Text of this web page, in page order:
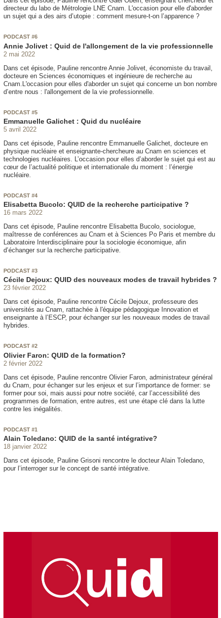
directeur du labo de Métrologie LNE Cnam. L'occasion pour elle d'aborder
un sujet qui a des airs d’utopie : comment mesure-t-on l’apparence ?
PODCAST #6
Annie Jolivet : Quid de l'allongement de la vie professionnelle
2 mai 2022
Dans cet épisode, Pauline rencontre Annie Jolivet, économiste du travail,
docteure en Sciences économiques et ingénieure de recherche au
Cnam.L'occasion pour elles d'aborder un sujet qui concerne un bon nombre
d’entre nous : l'allongement de la vie professionnelle.
PODCAST #5
Emmanuelle Galichet : Quid du nucléaire
5 avril 2022
Dans cet épisode, Pauline rencontre Emmanuelle Galichet, docteure en
physique nucléaire et enseignante-chercheure au Cnam en sciences et
technologies nucléaires. L’occasion pour elles d’aborder le sujet qui est au
cœur de l’actualité politique et internationale du moment : l’énergie
nucléaire.
PODCAST #4
Elisabetta Bucolo: QUID de la recherche participative ?
16 mars 2022
Dans cet épisode, Pauline rencontre Elisabetta Bucolo, sociologue,
maîtresse de conférences au Cnam et à Sciences Po Paris et membre du
Laboratoire Interdisciplinaire pour la sociologie économique, afin
d’échanger sur la recherche participative.
PODCAST #3
Cécile Dejoux: QUID des nouveaux modes de travail hybrides ?
23 février 2022
Dans cet épisode, Pauline rencontre Cécile Dejoux, professeure des
universités au Cnam, rattachée à l'équipe pédagogique Innovation et
enseignante à l’ESCP, pour échanger sur les nouveaux modes de travail
hybrides.
PODCAST #2
Olivier Faron: QUID de la formation?
2 février 2022
Dans cet épisode, Pauline rencontre Olivier Faron, administrateur général
du Cnam, pour échanger sur les enjeux et sur l’importance de former: se
former pour soi, mais aussi pour notre société, car l’accessibilité des
programmes de formation, entre autres, est une étape clé dans la lutte
contre les inégalités.
PODCAST #1
Alain Toledano: QUID de la santé intégrative?
18 janvier 2022
Dans cet épisode, Pauline Grisoni rencontre le docteur Alain Toledano,
pour l’interroger sur le concept de santé intégrative.